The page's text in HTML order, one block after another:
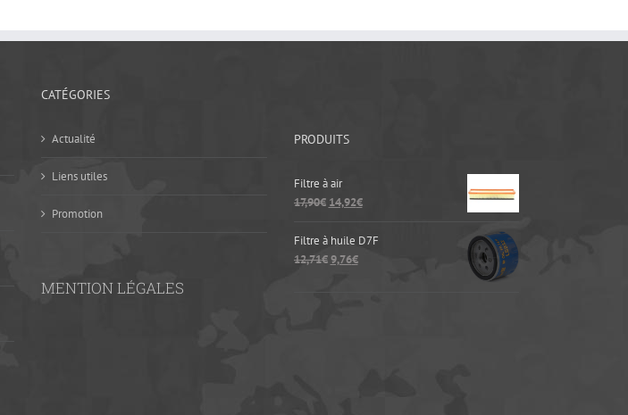
CATÉGORIES
Actualité
Liens utiles
Promotion
MENTION LÉGALES
PRODUITS
Filtre à air
17,90€ 14,92€
Filtre à huile D7F
12,71€ 9,76€